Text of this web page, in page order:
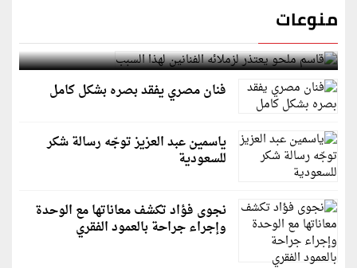
منوعات
قاسم ملحو يعتذر لزملائه الفنانين لهذا السبب
فنان مصري يفقد بصره بشكل كامل
ياسمين عبد العزيز توجّه رسالة شكر
للسعودية
نجوى فؤاد تكشف معاناتها مع الوحدة
وإجراء جراحة بالعمود الفقري